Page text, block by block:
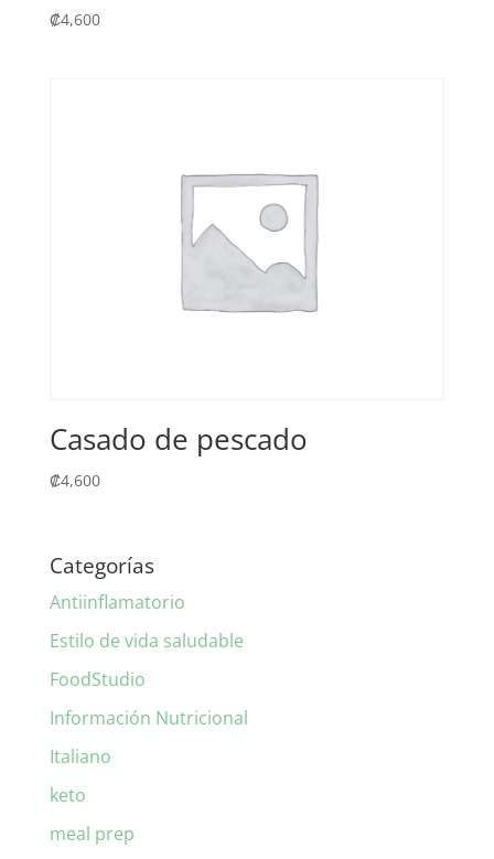
₡4,600
Casado de pescado
₡4,600
Categorías
Antiinflamatorio
Estilo de vida saludable
FoodStudio
Información Nutricional
Italiano
keto
meal prep